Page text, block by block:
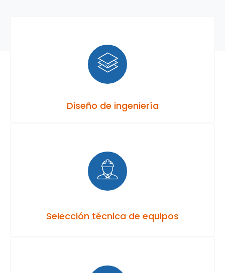
Diseño de ingeniería
Selección técnica de equipos